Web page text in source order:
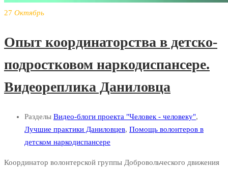
27 Октябрь
Опыт координаторства в детско-
подростковом наркодиспансере.
Видеореплика Даниловца
Разделы Видео-блоги проекта "Человек - человеку",
Лучшие практики Даниловцев, Помощь волонтеров в
детском наркодиспансере
Координатор волонтерской группы Добровольческого движения